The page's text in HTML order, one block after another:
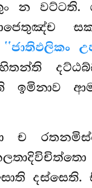
න
‘‘ජාතිඵලිකං
ඉමිනාව
ච
දස්සෙති.